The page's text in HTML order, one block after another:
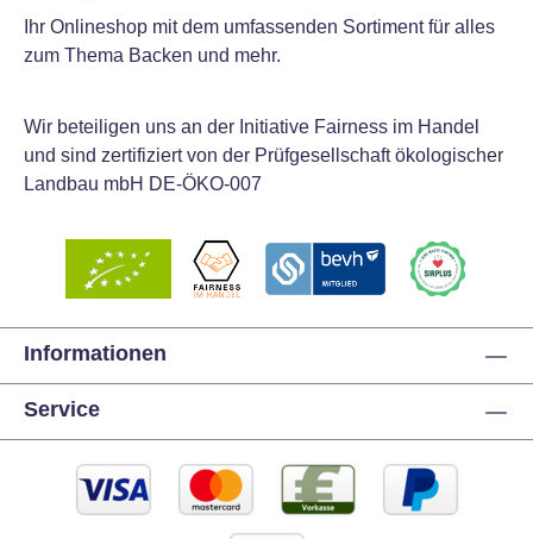
Ihr Onlineshop mit dem umfassenden Sortiment für alles
zum Thema Backen und mehr.
Wir beteiligen uns an der Initiative Fairness im Handel
und sind zertifiziert von der Prüfgesellschaft ökologischer
Landbau mbH DE-ÖKO-007
Informationen
Service